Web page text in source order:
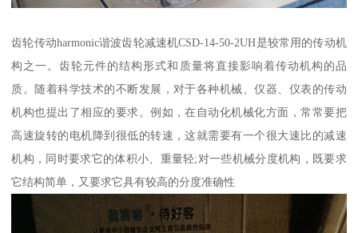
齿轮传动harmonic谐波齿轮减速机CSD-14-50-2UH是较常用的传动机
构之一。齿轮元件的结构形式和质量将直接影响着传动机构的品
质。随着科学技术的不断发展，对于各种机械、仪器、仪表的传动
机构也提出了相应的要求。例如，在自动化机械化方面，常常要把
高速旋转的电机降到很低的转速，这就需要有一个很大速比的减速
机构，同时要求它的体积小、重量轻;对一些机械分度机构，既要求
它结构简单，又要求它具有较高的分度准确性